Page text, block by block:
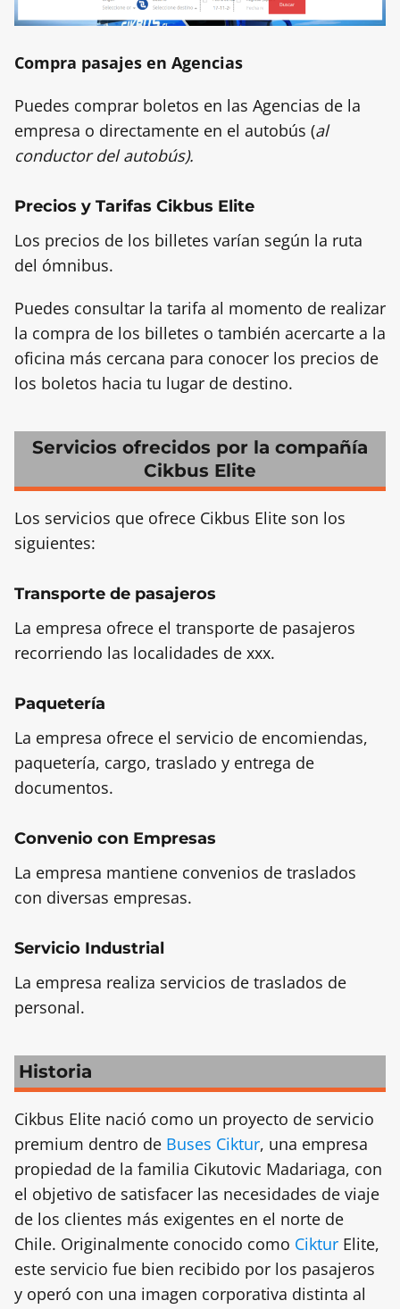
Compra pasajes en Agencias
Puedes comprar boletos en las Agencias de la
empresa o directamente en el autobús (al
conductor del autobús).
Precios y Tarifas Cikbus Elite
Los precios de los billetes varían según la ruta
del ómnibus.
Puedes consultar la tarifa al momento de realizar
la compra de los billetes o también acercarte a la
oficina más cercana para conocer los precios de
los boletos hacia tu lugar de destino.
Servicios ofrecidos por la compañía
Cikbus Elite
Los servicios que ofrece Cikbus Elite son los
siguientes:
Transporte de pasajeros
La empresa ofrece el transporte de pasajeros
recorriendo las localidades de xxx.
Paquetería
La empresa ofrece el servicio de encomiendas,
paquetería, cargo, traslado y entrega de
documentos.
Convenio con Empresas
La empresa mantiene convenios de traslados
con diversas empresas.
Servicio Industrial
La empresa realiza servicios de traslados de
personal.
Historia
Cikbus Elite nació como un proyecto de servicio
premium dentro de Buses Ciktur, una empresa
propiedad de la familia Cikutovic Madariaga, con
el objetivo de satisfacer las necesidades de viaje
de los clientes más exigentes en el norte de
Chile. Originalmente conocido como Ciktur Elite,
este servicio fue bien recibido por los pasajeros
y operó con una imagen corporativa distinta al